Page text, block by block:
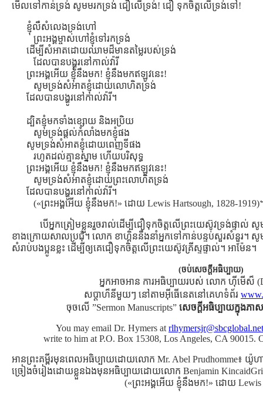
មើលទៅកាន់ទ្រង់ សូមមរកទ្រង់ ជឿលើទ្រង់! ជឿ ទុកចិត្ដលើទ្រង់ទៅ!
ខ្ញុំលឺសំលេងទ្រង់ហៅ
ព្រះអង្គម្ចាស់ហៅខ្ញុំទៅរកទ្រង់
ដើម្បីសំអាតដោយឈាមដ៏មានតម្លៃរបស់ទ្រង់
ដែលបានបង្ហូរនៅកាល់វ៉ារី
ព្រះអង្គអើយ ខ្ញុំនឹងមក! ខ្ញុំនឹងមកឥឡូវនេះ!
សូមទ្រង់សំអាតខ្ញុំដោយលោហិតទ្រង់
ដែលបានបង្ហូរនៅកាល់វ៉ារី។
ដ្បិតខ្ញុំមកទាំងខ្សោយ និងអប្រិយ
សូមទ្រង់ផ្ដល់កំលាំងមកខ្ញុំផង
សូមទ្រង់សំអាតខ្ញុំដោយពេញទីផង
រហូតដល់គ្មានស្នាម ហើយបរិសុទ្ធ
ព្រះអង្គអើយ ខ្ញុំនឹងមក! ខ្ញុំនឹងមកឥឡូវនេះ!
សូមទ្រង់សំអាតខ្ញុំដោយព្រះលោហិតទ្រង់
ដែលបានបង្ហូរនៅកាល់វ៉ារី។
(«ព្រះអង្គអើយ ខ្ញុំនឹងមក!» ដោយ Lewis Hartsough, 1828-1919)
បើអ្នកត្រៀមខ្លួនរួចរាល់ដើម្បីជឿទុកចិត្ដលើព្រះយេស៊ូវទ្រង់ផ្ទាល់
ខាងក្រោយសាលប្រជុំ។ លោក ខាហ្គិននឹងនាំអ្នកទៅកាន់បន្ទប់សួរសំនួរ។
សំរាប់បងប្អូនខ្លះ ដើម្បីឲ្យគេជឿទុកចិត្ដលើព្រះយេស៊ូវគ្រីស្ទផ្ទាល់។ អាម៉ែន។
(ចប់សេចក្ដីអធិប្បាយ)
អ្នកអាចអាន ការអធិប្បាយរបស់ លោក ហ៊ីមើស៏
សប្ដាហ៏នីមួយៗ នៅតាមអ៊ីធើនេតនៅគេហទំព័រ
ចុចលើ ”Sermon Manuscripts” សេចក្ដីអធិប្បាយក្នុងភាស
You may email Dr. Hymers at
write to him at P.O. Box 15308, Los Angeles, CA 90015.
អានព្រះគម្ពីរមុនពេលអធិប្បាយដោយលោក Mr. Abel Prudhomme៖ យ៉ូ
ច្រៀងចំរៀងដោយខ្លួនឯងមុនអធិប្បាយដោយលោក Benjamin
(«ព្រះអង្គអើយ ខ្ញុំនឹងមក!» ដោយ Lewis